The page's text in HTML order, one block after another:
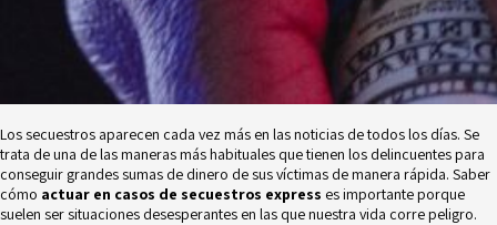
Los secuestros aparecen cada vez más en las noticias de todos los días. Se
trata de una de las maneras más habituales que tienen los delincuentes para
conseguir grandes sumas de dinero de sus víctimas de manera rápida. Saber
cómo actuar en casos de secuestros express es importante porque
suelen ser situaciones desesperantes en las que nuestra vida corre peligro.